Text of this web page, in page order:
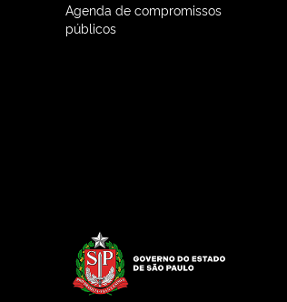
Agenda de compromissos
públicos